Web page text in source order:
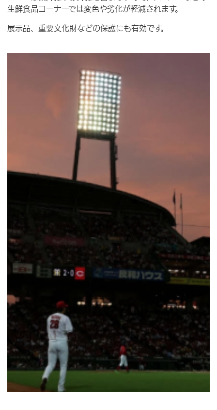
生鮮食品コーナーでは変色や劣化が軽減されます。
展示品、重要文化財などの保護にも有効です。